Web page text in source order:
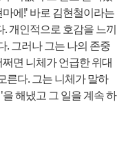
에!' 바로 김현철이라는
. 개인적으로 호감을 느끼
. 그러나 그는 나의 존중
쩌면 니체가 언급한 위대
른다. 그는 니체가 말하
해냈고 그 일을 계속 하